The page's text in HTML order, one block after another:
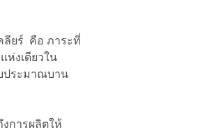
ลียร์ คือ ภาระที่
ห่งเดียวใน
ประมาณบาน
การผลิตให้